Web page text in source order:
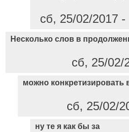
сб, 25/02/2017
Несколько слов в
сб, 25/
можно конкретизировать
сб, 25/02/
ну те я как бы за